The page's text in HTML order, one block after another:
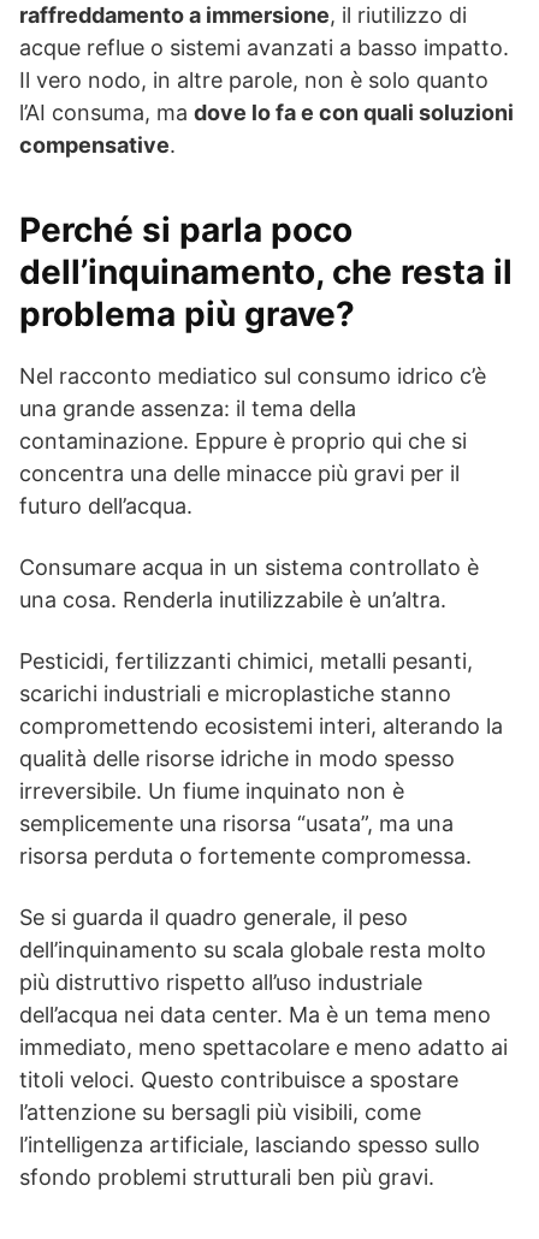
raffreddamento a immersione, il riutilizzo di
acque reflue o sistemi avanzati a basso impatto.
Il vero nodo, in altre parole, non è solo quanto
l’AI consuma, ma dove lo fa e con quali soluzioni
compensative.
Perché si parla poco
dell’inquinamento, che resta il
problema più grave?
Nel racconto mediatico sul consumo idrico c’è
una grande assenza: il tema della
contaminazione. Eppure è proprio qui che si
concentra una delle minacce più gravi per il
futuro dell’acqua.
Consumare acqua in un sistema controllato è
una cosa. Renderla inutilizzabile è un’altra.
Pesticidi, fertilizzanti chimici, metalli pesanti,
scarichi industriali e microplastiche stanno
compromettendo ecosistemi interi, alterando la
qualità delle risorse idriche in modo spesso
irreversibile. Un fiume inquinato non è
semplicemente una risorsa “usata”, ma una
risorsa perduta o fortemente compromessa.
Se si guarda il quadro generale, il peso
dell’inquinamento su scala globale resta molto
più distruttivo rispetto all’uso industriale
dell’acqua nei data center. Ma è un tema meno
immediato, meno spettacolare e meno adatto ai
titoli veloci. Questo contribuisce a spostare
l’attenzione su bersagli più visibili, come
l’intelligenza artificiale, lasciando spesso sullo
sfondo problemi strutturali ben più gravi.